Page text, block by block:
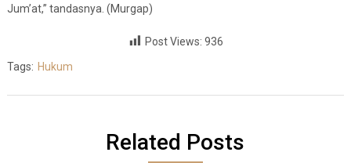
Jum’at,” tandasnya. (Murgap)
Post Views: 936
Tags: Hukum
Related Posts